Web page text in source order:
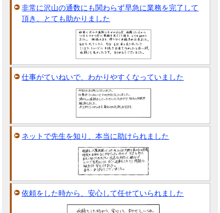
非常に沢山の通数にも関わらず早急に業務を完了して
頂き、とても助かりました
仕事がていねいで、わかりやすくなっていました
ネットで先生を知り、本当に助けられました
依頼をした時から、安心して任せていられました